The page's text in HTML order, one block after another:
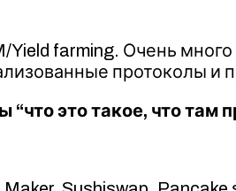
farming. Очень
протоколы и
это такое, что там